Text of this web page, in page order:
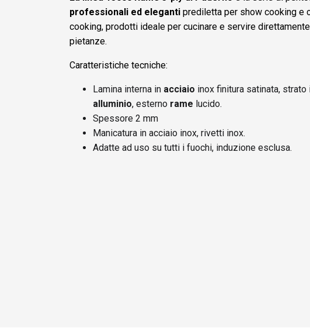
professionali ed eleganti prediletta per show cooking e
cooking, prodotti ideale per cucinare e servire
pietanze.
Caratteristiche tecniche:
Lamina interna in acciaio inox finitura satinata,
alluminio, esterno rame lucido.
Spessore 2 mm
Manicatura in acciaio inox, rivetti inox.
Adatte ad uso su tutti i fuochi, induzione esclusa.